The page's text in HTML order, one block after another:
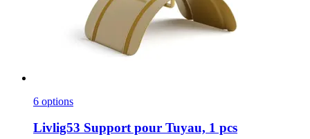
6 options
Livlig53 Support pour Tuyau, 1 pcs